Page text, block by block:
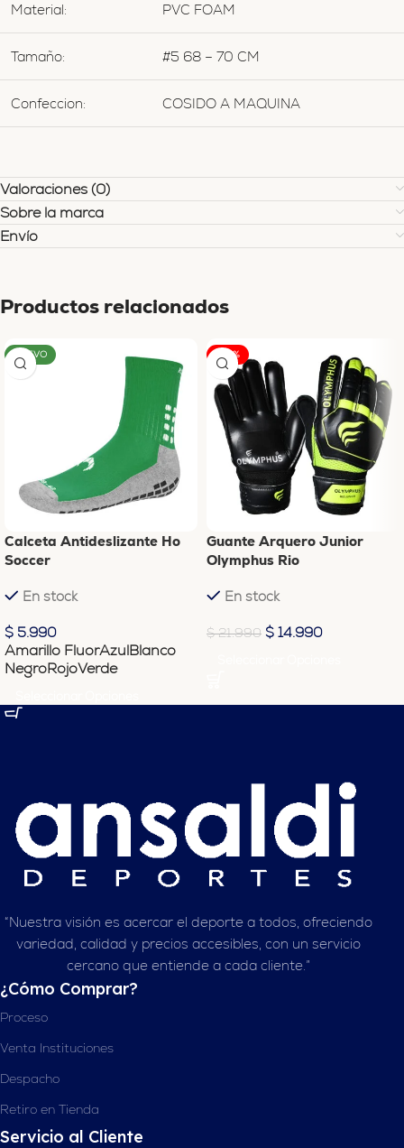
Material: PVC FOAM
Tamaño: #5 68 – 70 CM
Confeccion: COSIDO A MAQUINA
Valoraciones (0)
Sobre la marca
Envío
Productos relacionados
NUEVO
Calceta Antideslizante Ho
Soccer
En stock
$ 5.990
Amarillo FluorAzulBlanco
NegroRojoVerde
-32%
Guante Arquero Junior
Olymphus Rio
En stock
$21.990 $ 14.990
“Nuestra visión es acercar el deporte a todos, ofreciendo
variedad, calidad y precios accesibles, con un servicio
cercano que entiende a cada cliente.”
¿Cómo Comprar?
Proceso
Venta Instituciones
Despacho
Retiro en Tienda
Servicio al Cliente